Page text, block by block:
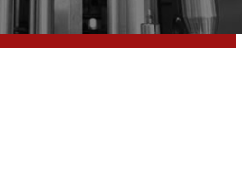
ژوئن 2, 2018